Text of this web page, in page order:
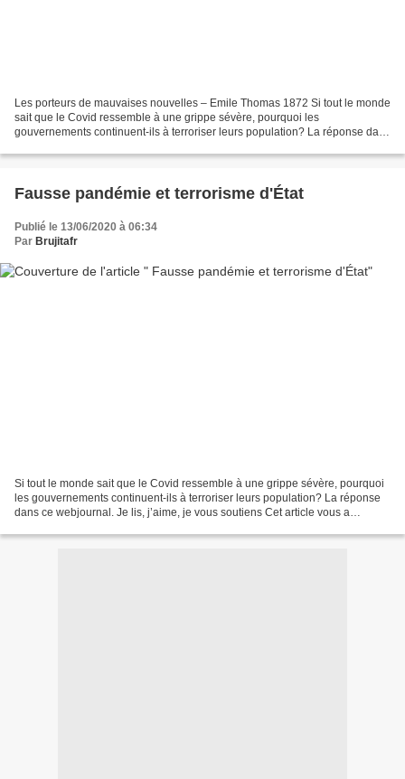
Les porteurs de mauvaises nouvelles – Emile Thomas 1872 Si tout le monde
sait que le Covid ressemble à une grippe sévère, pourquoi les
gouvernements continuent-ils à terroriser leurs population? La réponse dans
Fausse pandémie et terrorisme d'État
Publié le 13/06/2020 à 06:34
Par Brujitafr
Si tout le monde sait que le Covid ressemble à une grippe sévère, pourquoi
les gouvernements continuent-ils à terroriser leurs population? La réponse
dans ce webjournal. Je lis, j’aime, je vous soutiens Cet article vous a